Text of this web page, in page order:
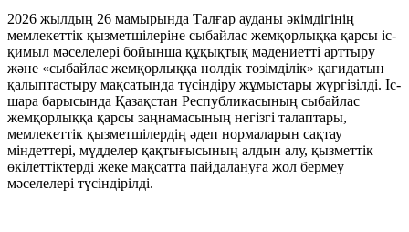
2026 жылдың 26 мамырында Талғар ауданы әкімдігінің
мемлекеттік қызметшілеріне сыбайлас жемқорлыққа қарсы іс-
қимыл мәселелері бойынша құқықтық мәдениетті арттыру
және «сыбайлас жемқорлыққа нөлдік төзімділік» қағидатын
қалыптастыру мақсатында түсіндіру жұмыстары жүргізілді. Іс-
шара барысында Қазақстан Республикасының сыбайлас
жемқорлыққа қарсы заңнамасының негізгі талаптары,
мемлекеттік қызметшілердің әдеп нормаларын сақтау
міндеттері, мүдделер қақтығысының алдын алу, қызметтік
өкілеттіктерді жеке мақсатта пайдалануға жол бермеу
мәселелері түсіндірілді.